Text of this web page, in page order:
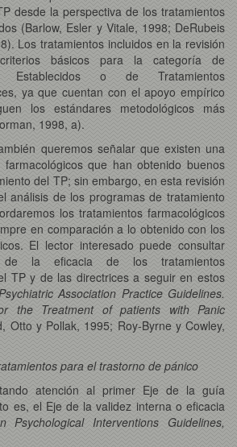
desde la perspectiva de los tratamientos
(Barlow, Esler y Vitale, 1998; DeRubeis
Los tratamientos incluidos en la revisión
básicos para la categoría de
Establecidos o de Tratamientos
ya que cuentan con el apoyo empírico
los estándares metodológicos más
1998, a).
queremos señalar que existen una
que han obtenido buenos
del TP; sin embargo, en esta revisión
análisis de los programas de tratamiento
los tratamientos farmacológicos
en comparación a lo obtenido con los
El lector interesado puede consultar
de la eficacia de los tratamientos
TP y de las directrices a seguir en estos
Association Practice Guidelines.
the Treatment of patients with Panic
Otto y Pollak, 1995; Roy-Byrne y Cowley,
para el trastorno de pánico
atención al primer Eje de la guía
es, el Eje de la validez interna o eficacia
Interventions Guidelines,